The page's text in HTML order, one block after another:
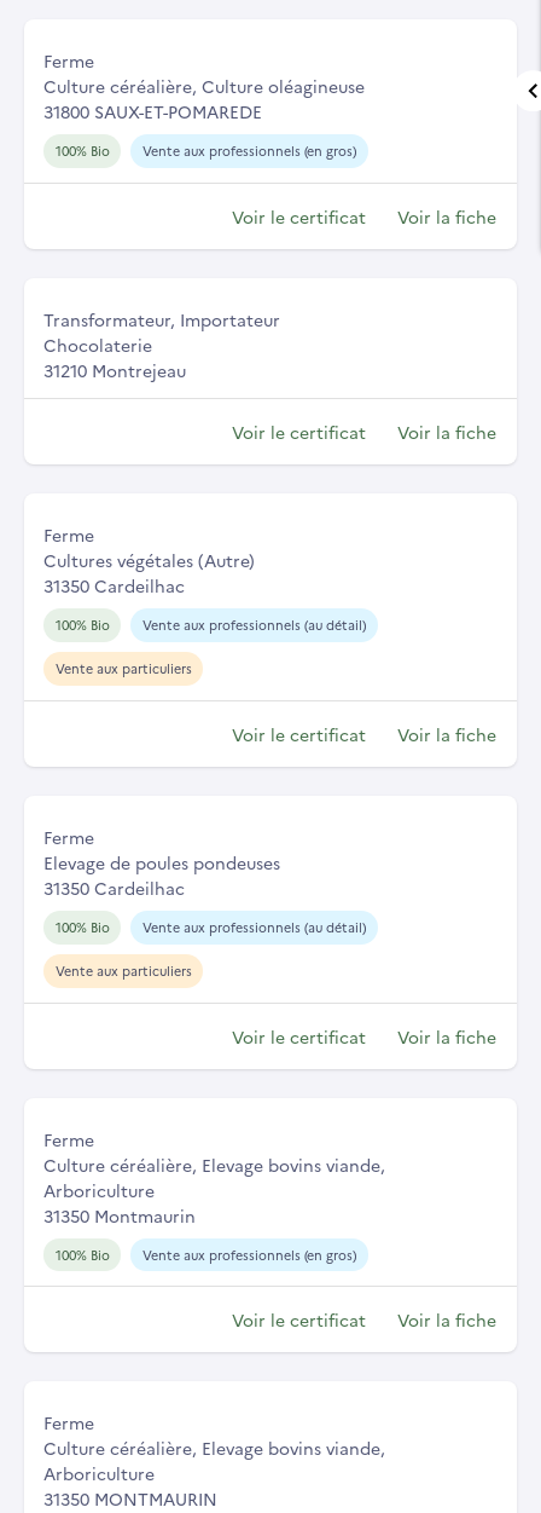
Ferme
Culture céréalière, Culture oléagineuse
31800 SAUX-ET-POMAREDE
100% Bio Vente aux professionnels (en gros)
Voir le certificat Voir la fiche
Transformateur, Importateur
Chocolaterie
31210 Montrejeau
Voir le certificat Voir la fiche
Ferme
Cultures végétales (Autre)
31350 Cardeilhac
100% Bio Vente aux professionnels (au détail)
Vente aux particuliers
Voir le certificat Voir la fiche
Ferme
Elevage de poules pondeuses
31350 Cardeilhac
100% Bio Vente aux professionnels (au détail)
Vente aux particuliers
Voir le certificat Voir la fiche
Ferme
Culture céréalière, Elevage bovins viande,
Arboriculture
31350 Montmaurin
100% Bio Vente aux professionnels (en gros)
Voir le certificat Voir la fiche
Ferme
Culture céréalière, Elevage bovins viande,
Arboriculture
31350 MONTMAURIN